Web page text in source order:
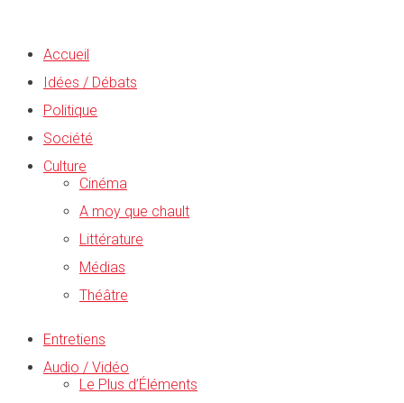
Accueil
Idées / Débats
Politique
Société
Culture
Cinéma
A moy que chault
Littérature
Médias
Théâtre
Entretiens
Audio / Vidéo
Le Plus d’Éléments